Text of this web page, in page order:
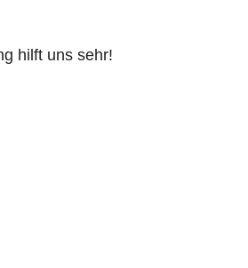
hilft uns sehr!